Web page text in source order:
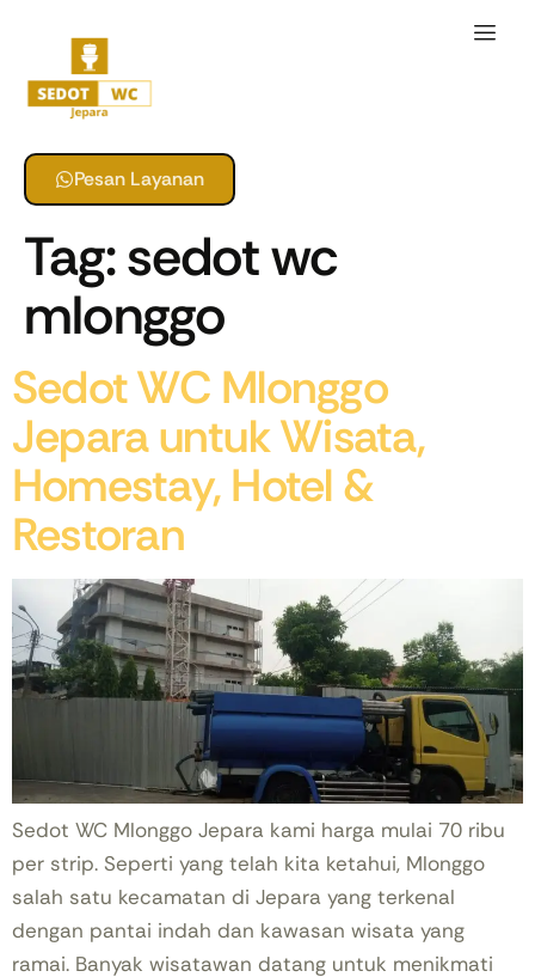
Pesan Layanan
Tag:sedot wc
mlonggo
Sedot WC Mlonggo
Jepara untuk Wisata,
Homestay, Hotel &
Restoran
Sedot WC Mlonggo Jepara kami harga mulai 70 ribu
per strip. Seperti yang telah kita ketahui, Mlonggo
salah satu kecamatan di Jepara yang terkenal
dengan pantai indah dan kawasan wisata yang
ramai. Banyak wisatawan datang untuk menikmati